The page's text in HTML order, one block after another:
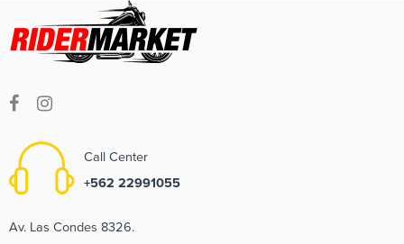
Call Center
+562 22991055
Av. Las Condes 8326.